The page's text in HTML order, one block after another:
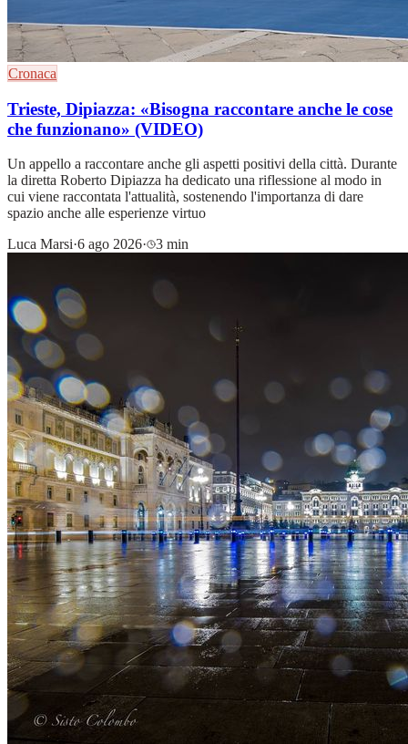
Cronaca
Trieste, Dipiazza: «Bisogna raccontare anche le cose
che funzionano» (VIDEO)
Un appello a raccontare anche gli aspetti positivi della città. Durante
la diretta Roberto Dipiazza ha dedicato una riflessione al modo in
cui viene raccontata l'attualità, sostenendo l'importanza di dare
spazio anche alle esperienze virtuo
Luca Marsi·6 ago 2026· 3 min